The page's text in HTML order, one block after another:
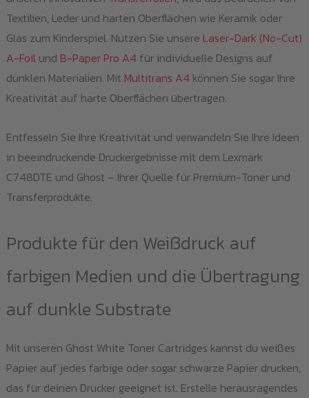
Textilien, Leder und harten Oberflächen wie Keramik oder
Glas zum Kinderspiel. Nutzen Sie unsere Laser-Dark (No-Cut)
A-Foilund B-Paper Pro A4 für individuelle Designs auf
dunklen Materialien. Mit Multitrans A4 können Sie sogar Ihre
Kreativität auf harte Oberflächen übertragen.
Entfesseln Sie Ihre Kreativität und verwandeln Sie Ihre Ideen
in beeindruckende Druckergebnisse mit dem Lexmark
C748DTE und Ghost – Ihrer Quelle für Premium-Toner und
Transferprodukte.
Produkte für den Weißdruck auf
farbigen Medien und die Übertragung
auf dunkle Substrate
Mit unseren Ghost White Toner Cartridges kannst du weißes
Papier auf jedes farbige oder sogar schwarze Papier drucken,
das für deinen Drucker geeignet ist. Erstelle herausragendes